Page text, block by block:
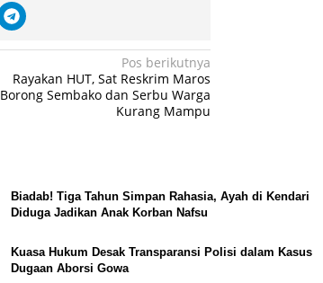
Pos berikutnya
Rayakan HUT, Sat Reskrim Maros
Borong Sembako dan Serbu Warga
Kurang Mampu
Biadab! Tiga Tahun Simpan Rahasia, Ayah di Kendari
Diduga Jadikan Anak Korban Nafsu
Kuasa Hukum Desak Transparansi Polisi dalam Kasus
Dugaan Aborsi Gowa